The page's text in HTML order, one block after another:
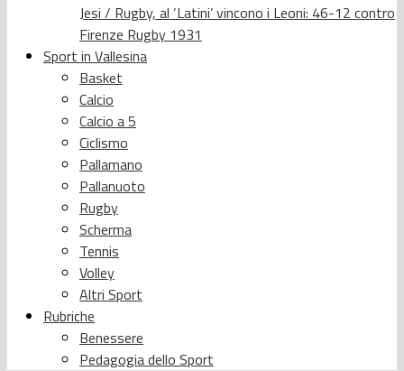
Jesi / Rugby, al ‘Latini’ vincono i Leoni: 46-12 contro
Firenze Rugby 1931
Sport in Vallesina
Basket
Calcio
Calcio a 5
Ciclismo
Pallamano
Pallanuoto
Rugby
Scherma
Tennis
Volley
Altri Sport
Rubriche
Benessere
Pedagogia dello Sport